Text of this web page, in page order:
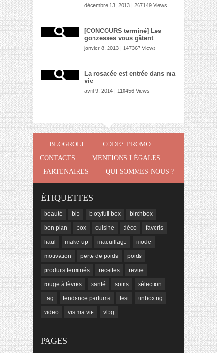
décembre 13, 2013 | 267149 Views
[CONCOURS terminé] Les
gonzesses vous gâtent
janvier 8, 2013 | 147367 Views
La rosacée est entrée dans ma
vie
avril 9, 2014 | 110456 Views
BLOGROLL
CODES PROMO
CONTACTS
MENTIONS LÉGALES
PARTENAIRES
QUI SOMMES-NOUS ?
ÉTIQUETTES
beauté bio biotyfull box birchbox
bon plan box cuisine déco favoris
haul make-up maquillage mode
motivation perte de poids poids
produits terminés recettes revue
rouge à lèvres santé soins sélection
Tag tendance parfums test unboxing
video vis ma vie vlog
PAGES